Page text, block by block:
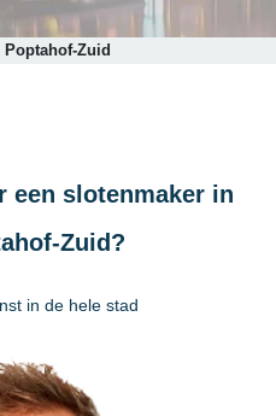
Zuid
een slotenmaker in
Zuid?
in de hele stad